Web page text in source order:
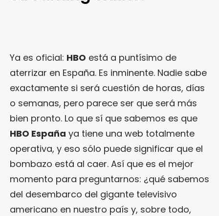
Ya es oficial: HBO está a puntísimo de
aterrizar en España. Es inminente. Nadie sabe
exactamente si será cuestión de horas, días
o semanas, pero parece ser que será más
bien pronto. Lo que sí que sabemos es que
HBO España ya tiene una web totalmente
operativa, y eso sólo puede significar que el
bombazo está al caer. Así que es el mejor
momento para preguntarnos: ¿qué sabemos
del desembarco del gigante televisivo
americano en nuestro país y, sobre todo,